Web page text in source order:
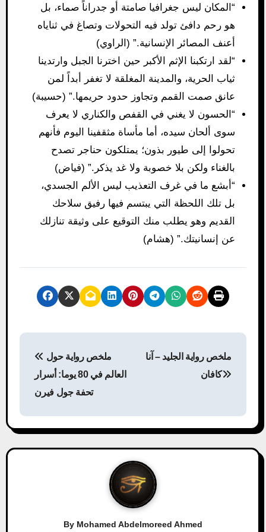
“المكان ليس جغرافيا صامتة أو جدراناً صماء، بل
هو رحم دافئ تولد فيه التحولات وتصاغ في ثناياه
أعنف المصائر الإنسانية.” (الراوي)
“لقد ارتكبنا الإثم الأكبر حين اخترنا الجبل وارتدينا
ثياب الحرية، والمدينة المغلقة لا تغفر أبداً لمن
عانق صمت القمم وتجاوز حدود حريمها.” (حسيبة)
“الحسون لا يغني في القفص والكناري لا يعرف
سوى ألحان سيده، أما مأساة مثقفينا اليوم فأنهم
تحولوا إلى طيور بذون؛ يمتلكون حناجر تصدح
بالغناء ولكن بلا خصوبة ولا غد يذكر.” (فياض)
“أبشع ما في غرف التعذيب ليس الألم الجسدي،
بل تلك اللحظة التي يبتسم فيها رفيق سلاحك
القديم وهو يطلب منك التوقيع على وثيقة تنازلك
عن إنسانيتك.” (هشام)
t
n
العالم في 80 يوما: أسرار
تحفة جول فيرن
ملخص رواية الجليد – آنا
كافان
By Mohamed Abdelmoreed Ahmed